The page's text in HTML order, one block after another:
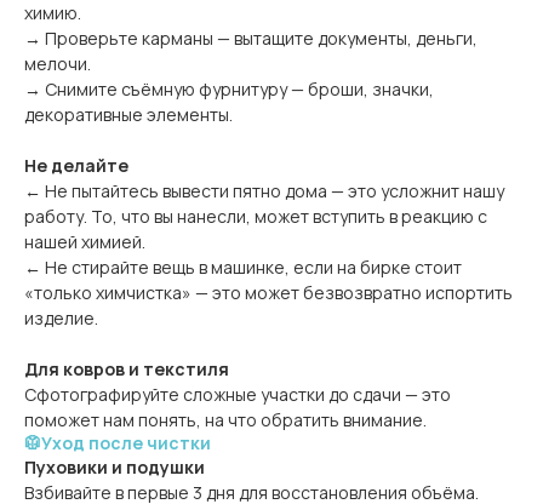
химию.
→ Проверьте карманы — вытащите документы, деньги,
мелочи.
→ Снимите съёмную фурнитуру — броши, значки,
декоративные элементы.
Не делайте
← Не пытайтесь вывести пятно дома — это усложнит нашу
работу. То, что вы нанесли, может вступить в реакцию с
нашей химией.
← Не стирайте вещь в машинке, если на бирке стоит
«только химчистка» — это может безвозвратно испортить
изделие.
Для ковров и текстиля
Сфотографируйте сложные участки до сдачи — это
поможет нам понять, на что обратить внимание.
🥼Уход после чистки
Пуховики и подушки
Взбивайте в первые 3 дня для восстановления объёма.